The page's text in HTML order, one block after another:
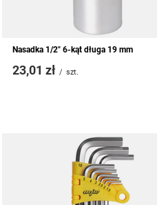
Nasadka 1/2" 6-kąt długa 19 mm
23,01 zł / szt.